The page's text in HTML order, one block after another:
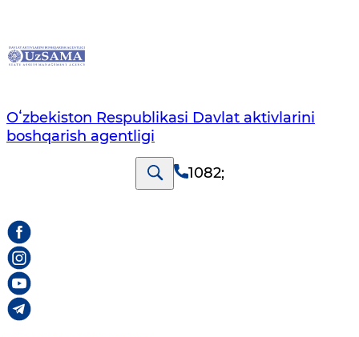
Oʻzbekiston Respublikasi Davlat aktivlarini
boshqarish agentligi
1082;